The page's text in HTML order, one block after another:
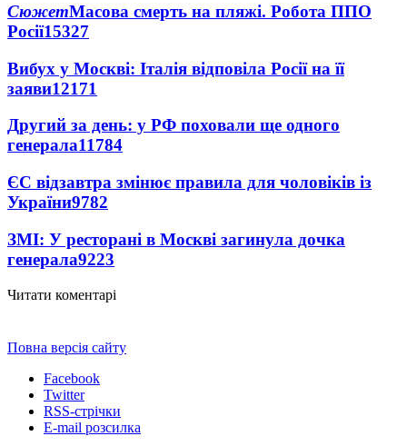
СюжетМасова смерть на пляжі. Робота ППО
Росії15327
Вибух у Москві: Італія відповіла Росії на її
заяви12171
Другий за день: у РФ поховали ще одного
генерала11784
ЄС відзавтра змінює правила для чоловіків із
України9782
ЗМІ: У ресторані в Москві загинула дочка
генерала9223
Читати коментарі
Повна версія сайту
Facebook
Twitter
RSS-стрічки
E-mail розсилка